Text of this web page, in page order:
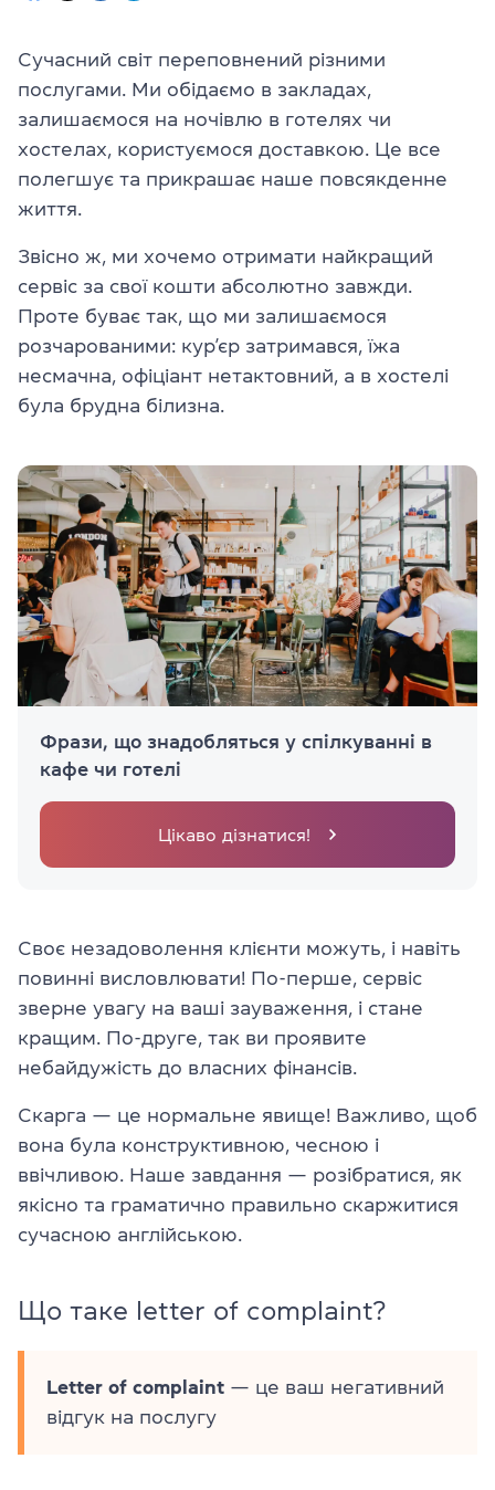
Сучасний світ переповнений різними
послугами. Ми обідаємо в закладах,
залишаємося на ночівлю в готелях чи
хостелах, користуємося доставкою. Це все
полегшує та прикрашає наше повсякденне
життя.
Звісно ж, ми хочемо отримати найкращий
сервіс за свої кошти абсолютно завжди.
Проте буває так, що ми залишаємося
розчарованими: кур’єр затримався, їжа
несмачна, офіціант нетактовний, а в хостелі
була брудна білизна.
Фрази, що знадобляться у спілкуванні в
кафе чи готелі
Цікаво дізнатися!
Своє незадоволення клієнти можуть, і навіть
повинні висловлювати! По-перше, сервіс
зверне увагу на ваші зауваження, і стане
кращим. По-друге, так ви проявите
небайдужість до власних фінансів.
Скарга — це нормальне явище! Важливо, щоб
вона була конструктивною, чесною і
ввічливою. Наше завдання — розібратися, як
якісно та граматично правильно скаржитися
сучасною англійською.
Що таке letter of complaint?
Letter of complaint — це ваш негативний
відгук на послугу